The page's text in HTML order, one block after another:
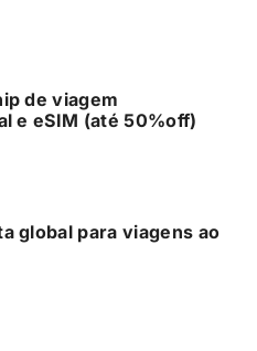
de viagem
e eSIM (até 50%off)
global para viagens ao